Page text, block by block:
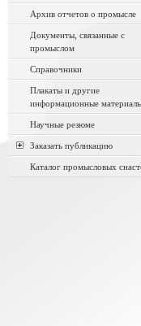
Архив отчетов о промысле
Документы, связанные с
промыслом
Справочники
Плакаты и другие
информационные
Научные резюме
Заказать публикацию
Каталог промысловых